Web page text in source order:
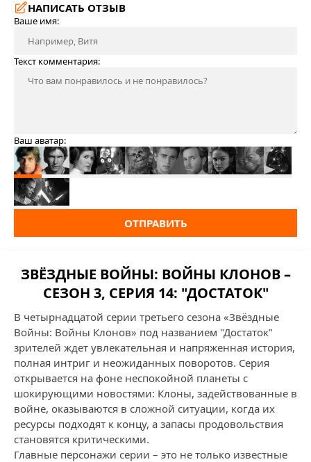
НАПИСАТЬ ОТЗЫВ
Ваше имя:
Текст комментария:
Ваш аватар:
ОТПРАВИТЬ
ЗВЁЗДНЫЕ ВОЙНЫ: ВОЙНЫ КЛОНОВ –
СЕЗОН 3, СЕРИЯ 14: "ДОСТАТОК"
В четырнадцатой серии третьего сезона «Звёздные
Войны: Войны Клонов» под названием "Достаток"
зрителей ждет увлекательная и напряженная история,
полная интриг и неожиданных поворотов. Серия
открывается на фоне неспокойной планеты с
шокирующими новостями: Клоны, задействованные в
войне, оказываются в сложной ситуации, когда их
ресурсы подходят к концу, а запасы продовольствия
становятся критическими.
Главные персонажи серии – это не только известные